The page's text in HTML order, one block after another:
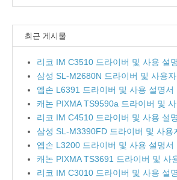
최근 게시물
리코 IM C3510 드라이버 및 사용 설
삼성 SL-M2680N 드라이버 및 사용
엡손 L6391 드라이버 및 사용 설명서
캐논 PIXMA TS9590a 드라이버 및
리코 IM C4510 드라이버 및 사용 설
삼성 SL-M3390FD 드라이버 및 사용
엡손 L3200 드라이버 및 사용 설명서
캐논 PIXMA TS3691 드라이버 및 사
리코 IM C3010 드라이버 및 사용 설